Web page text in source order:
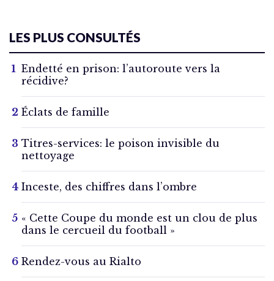
LES PLUS CONSULTÉS
Endetté en prison: l’autoroute vers la
récidive?
Éclats de famille
Titres-services: le poison invisible du
nettoyage
Inceste, des chiffres dans l’ombre
« Cette Coupe du monde est un clou de plus
dans le cercueil du football »
Rendez-vous au Rialto